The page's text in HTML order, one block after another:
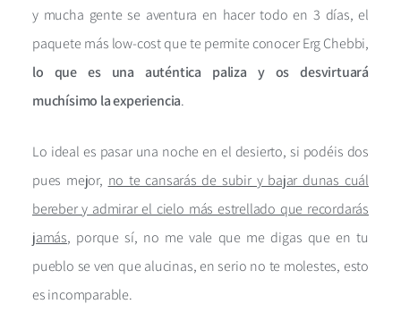
y mucha gente se aventura en hacer todo en 3 días, el
paquete más low-cost que te permite conocer Erg Chebbi,
lo que es una auténtica paliza y os desvirtuará
muchísimo la experiencia.
Lo ideal es pasar una noche en el desierto, si podéis dos
pues mejor, no te cansarás de subir y bajar dunas cuál
bereber y admirar el cielo más estrellado que recordarás
jamás, porque sí, no me vale que me digas que en tu
pueblo se ven que alucinas, en serio no te molestes, esto
es incomparable.